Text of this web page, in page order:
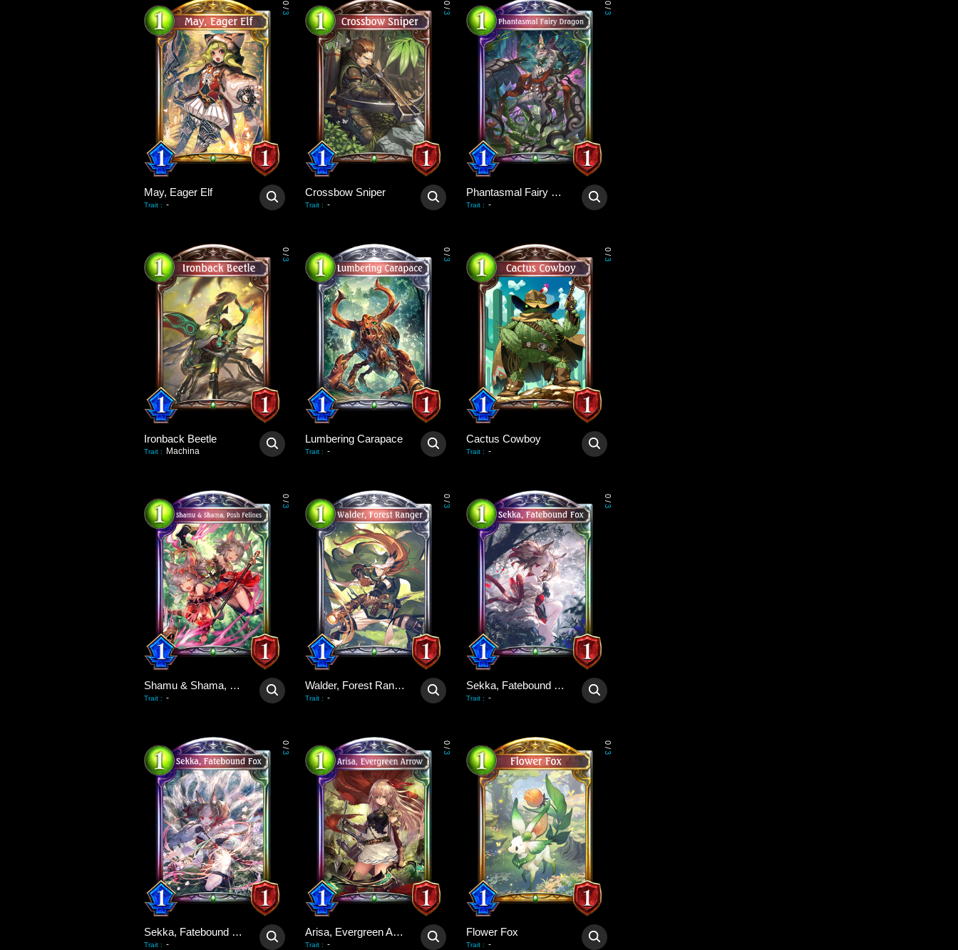
0
/
3
May, Eager Elf
Trait : -
0
/
3
Crossbow Sniper
Trait : -
0
/
3
Phantasmal Fairy Dragon
Trait : -
0
/
3
Ironback Beetle
Trait : Machina
0
/
3
Lumbering Carapace
Trait : -
0
/
3
Cactus Cowboy
Trait : -
0
/
3
Shamu & Shama, Posh Felines
Trait : -
0
/
3
Walder, Forest Ranger
Trait : -
0
/
3
Sekka, Fatebound Fox
Trait : -
0
/
3
Sekka, Fatebound Fox
Trait : -
0
/
3
Arisa, Evergreen Arrow
Trait : -
0
/
3
Flower Fox
Trait : -